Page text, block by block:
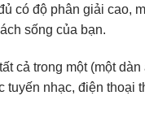
có độ phân giải cao,
sống của bạn.
cả trong một (một
nhạc, điện thoại